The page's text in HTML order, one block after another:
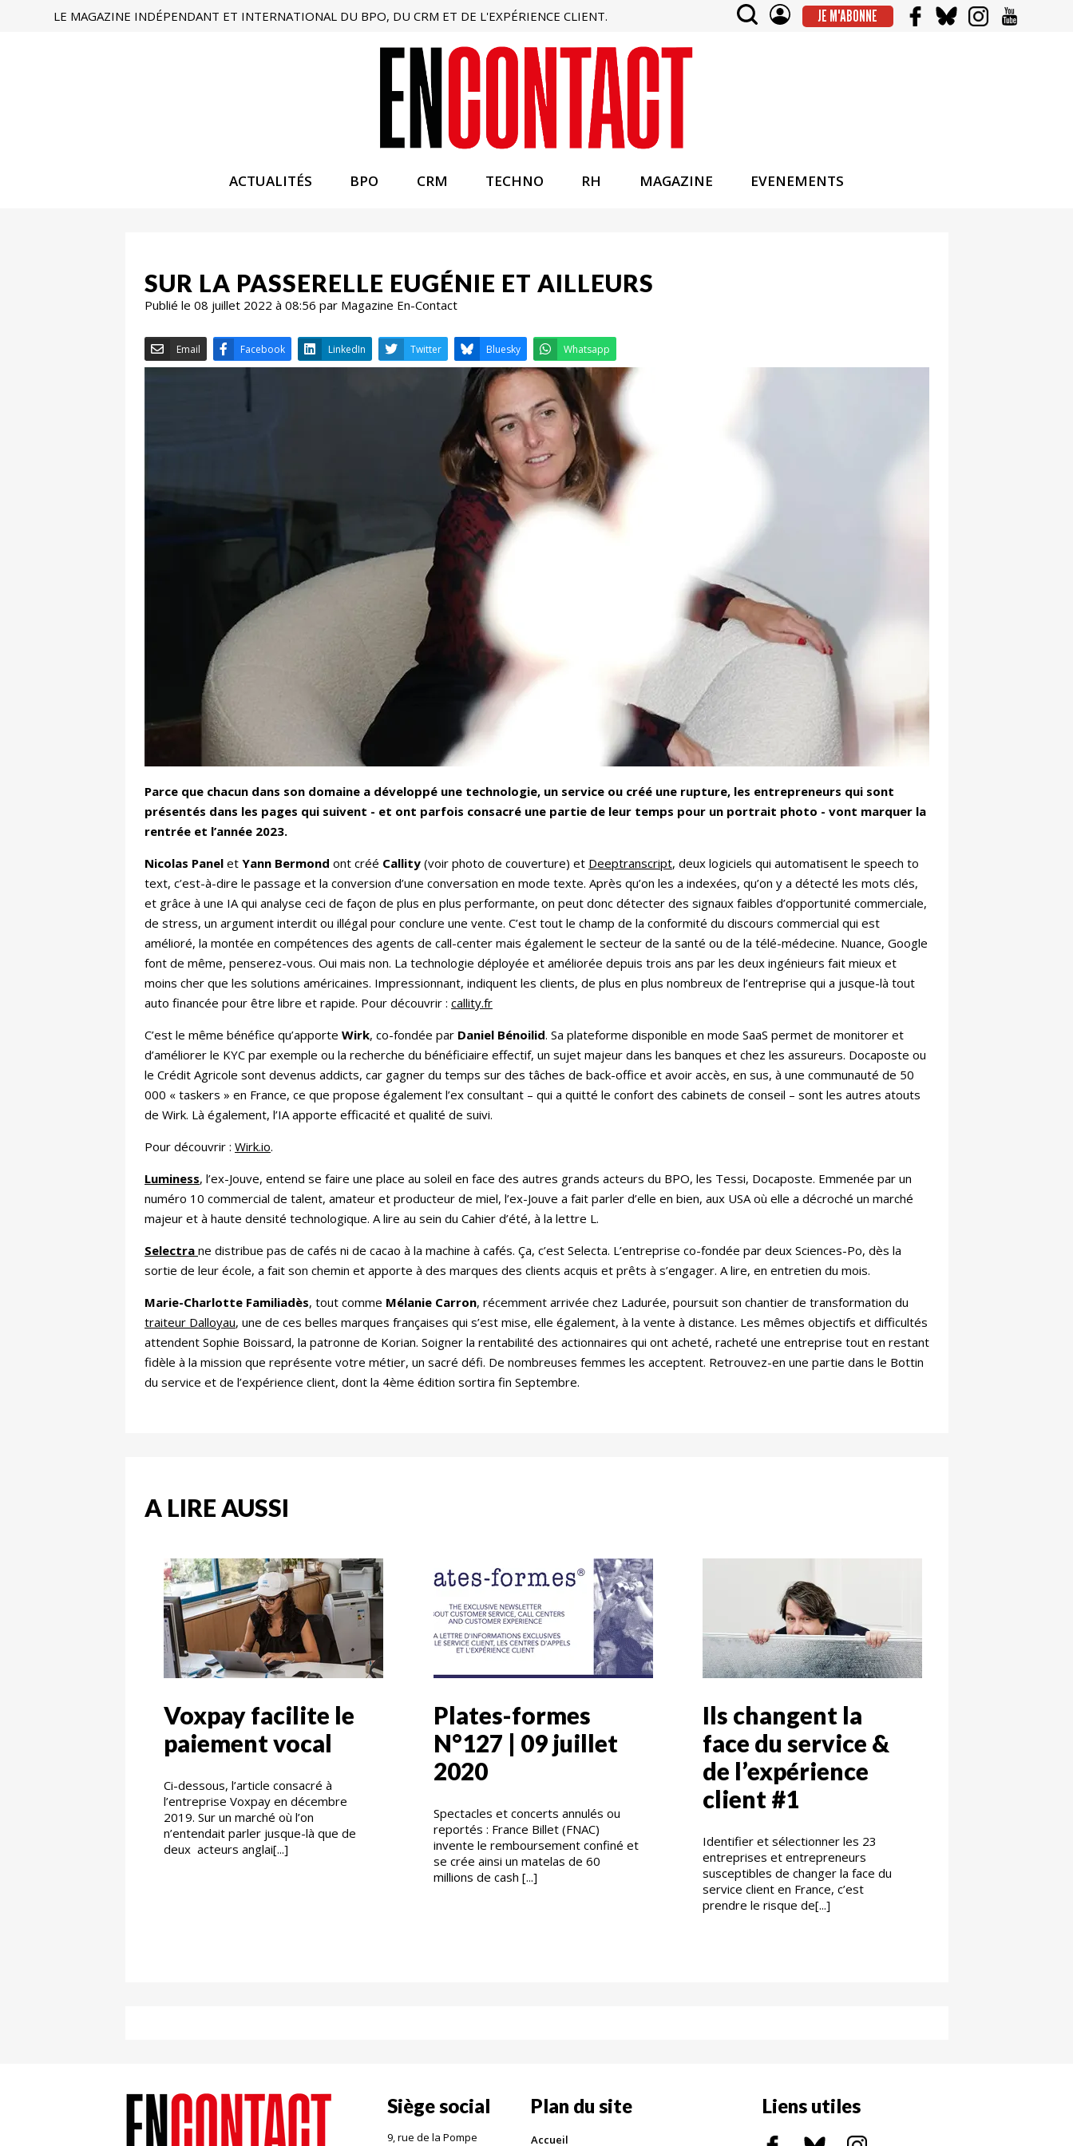
LE MAGAZINE INDÉPENDANT ET INTERNATIONAL DU BPO, DU CRM ET DE L'EXPÉRIENCE CLIENT. JE M'ABONNE
ACTUALITÉS BPO CRM TECHNO RH MAGAZINE EVENEMENTS
SUR LA PASSERELLE EUGÉNIE ET AILLEURS
Publié le 08 juillet 2022 à 08:56 par Magazine En-Contact
LinkedIn Twitter Bluesky
Parce que chacun dans son domaine a développé une technologie, un service ou créé une rupture, les entrepreneurs qui sont
présentés dans les pages qui suivent - et ont parfois consacré une partie de leur temps pour un portrait photo - vont marquer la
rentrée et l’année 2023.
Nicolas Panel et Yann Bermond ont créé Callity (voir photo de couverture) et Deeptranscript, deux logiciels qui automatisent le speech to
text, c’est-à-dire le passage et la conversion d’une conversation en mode texte. Après qu’on les a indexées, qu’on y a détecté les mots clés,
et grâce à une IA qui analyse ceci de façon de plus en plus performante, on peut donc détecter des signaux faibles d’opportunité commerciale,
de stress, un argument interdit ou illégal pour conclure une vente. C’est tout le champ de la conformité du discours commercial qui est
amélioré, la montée en compétences des agents de call-center mais également le secteur de la santé ou de la télé-médecine. Nuance, Google
font de même, penserez-vous. Oui mais non. La technologie déployée et améliorée depuis trois ans par les deux ingénieurs fait mieux et
moins cher que les solutions américaines. Impressionnant, indiquent les clients, de plus en plus nombreux de l’entreprise qui a jusque-là tout
auto financée pour être libre et rapide. Pour découvrir : callity.fr
C’est le même bénéfice qu’apporte Wirk, co-fondée par Daniel Bénoilid. Sa plateforme disponible en mode SaaS permet de monitorer et
d’améliorer le KYC par exemple ou la recherche du bénéficiaire effectif, un sujet majeur dans les banques et chez les assureurs. Docaposte ou
le Crédit Agricole sont devenus addicts, car gagner du temps sur des tâches de back-office et avoir accès, en sus, à une communauté de 50
000 « taskers » en France, ce que propose également l’ex consultant – qui a quitté le confort des cabinets de conseil – sont les autres atouts
de Wirk. Là également, l’IA apporte efficacité et qualité de suivi.
Pour découvrir : Wirk.io.
Luminess, l’ex-Jouve, entend se faire une place au soleil en face des autres grands acteurs du BPO, les Tessi, Docaposte. Emmenée par un
numéro 10 commercial de talent, amateur et producteur de miel, l’ex-Jouve a fait parler d’elle en bien, aux USA où elle a décroché un marché
majeur et à haute densité technologique. A lire au sein du Cahier d’été, à la lettre L.
Selectra ne distribue pas de cafés ni de cacao à la machine à cafés. Ça, c’est Selecta. L’entreprise co-fondée par deux Sciences-Po, dès la
sortie de leur école, a fait son chemin et apporte à des marques des clients acquis et prêts à s’engager. A lire, en entretien du mois.
Marie-Charlotte Familiadès, tout comme Mélanie Carron, récemment arrivée chez Ladurée, poursuit son chantier de transformation du
traiteur Dalloyau, une de ces belles marques françaises qui s’est mise, elle également, à la vente à distance. Les mêmes objectifs et difficultés
attendent Sophie Boissard, la patronne de Korian. Soigner la rentabilité des actionnaires qui ont acheté, racheté une entreprise tout en restant
fidèle à la mission que représente votre métier, un sacré défi. De nombreuses femmes les acceptent. Retrouvez-en une partie dans le Bottin
du service et de l’expérience client, dont la 4ème édition sortira fin Septembre.
A LIRE AUSSI
Voxpay facilite le
paiement vocal
Ci-dessous, l’article consacré à
l’entreprise Voxpay en décembre
2019. Sur un marché où l’on
n’entendait parler jusque-là que de
deux acteurs anglai[...]
Plates-formes
N°127 | 09 juillet
2020
Spectacles et concerts annulés ou
reportés : France Billet (FNAC)
invente le remboursement confiné et
se crée ainsi un matelas de 60
millions de cash [...]
Ils changent la
face du service &
de l’expérience
client #1
Identifier et sélectionner les 23
entreprises et entrepreneurs
susceptibles de changer la face du
service client en France, c’est
prendre le risque de[...]
Siège social
9, rue de la Pompe
Plan du site
Accueil
Liens utiles